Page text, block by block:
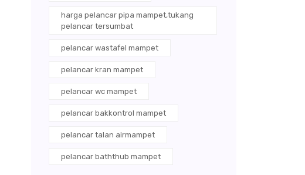
harga pelancar pipa mampet,tukang
pelancar tersumbat
pelancar wastafel mampet
pelancar kran mampet
pelancar wc mampet
pelancar bakkontrol mampet
pelancar talan airmampet
pelancar baththub mampet